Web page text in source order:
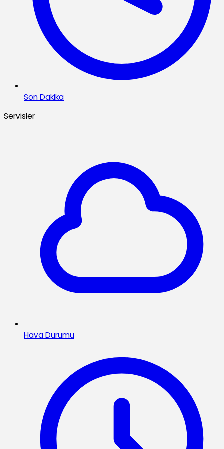
Son Dakika
Servisler
Hava Durumu